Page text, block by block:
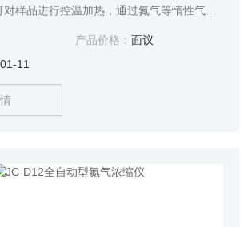
样品进行控温加热，通过氮气等惰性气体
时、便捷、准确的特点。广泛用于食品安
检测、临床药代等领域。
产品价格： 面议
11